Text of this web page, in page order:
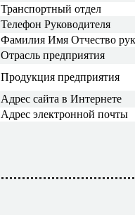
Транспортный отдел
Телефон Руководителя
Фамилия Имя Отчество
Отрасль предприятия
Продукция предприятия
Адрес сайта в Интернете
Адрес электронной почты